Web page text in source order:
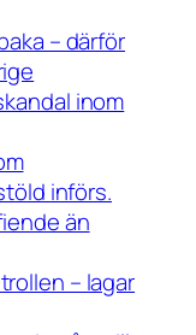
– därför
inom
införs.
än
– lagar